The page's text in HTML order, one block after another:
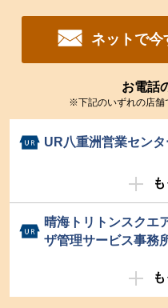
ネットで今
お電話
※下記のいずれの店舗
UR八重洲営業センタ
晴海トリトンスクエ
ザ管理サービス事務